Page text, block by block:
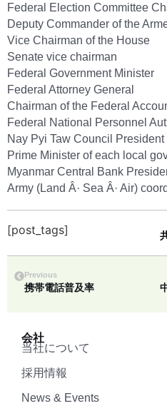
Federal Election Committee
Deputy Commander of the
Vice Chairman of the House
Senate vice chairman
Federal Government Minister
Federal Attorney General
Chairman of the Federal
Federal National Personnel
Nay Pyi Taw Council President
Prime Minister of each local
Myanmar Central Bank
Army (Land Â· Sea Â· Air)
[post_tags]
Previous
携帯電話普及率
会社
当社について
採用情報
News & Events